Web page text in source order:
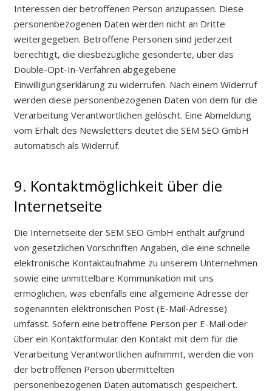
Interessen der betroffenen Person anzupassen. Diese
personenbezogenen Daten werden nicht an Dritte
weitergegeben. Betroffene Personen sind jederzeit
berechtigt, die diesbezügliche gesonderte, über das
Double-Opt-In-Verfahren abgegebene
Einwilligungserklärung zu widerrufen. Nach einem Widerruf
werden diese personenbezogenen Daten von dem für die
Verarbeitung Verantwortlichen gelöscht. Eine Abmeldung
vom Erhalt des Newsletters deutet die SEM SEO GmbH
automatisch als Widerruf.
9. Kontaktmöglichkeit über die
Internetseite
Die Internetseite der SEM SEO GmbH enthält aufgrund
von gesetzlichen Vorschriften Angaben, die eine schnelle
elektronische Kontaktaufnahme zu unserem Unternehmen
sowie eine unmittelbare Kommunikation mit uns
ermöglichen, was ebenfalls eine allgemeine Adresse der
sogenannten elektronischen Post (E-Mail-Adresse)
umfasst. Sofern eine betroffene Person per E-Mail oder
über ein Kontaktformular den Kontakt mit dem für die
Verarbeitung Verantwortlichen aufnimmt, werden die von
der betroffenen Person übermittelten
personenbezogenen Daten automatisch gespeichert.